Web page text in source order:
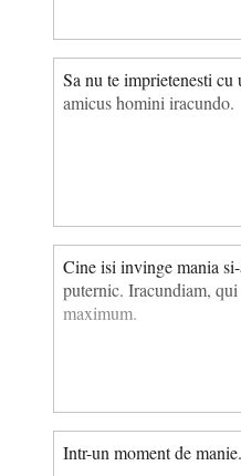
Sa nu te imprietenesti
amicus homini iracundo.
Cine isi invinge mania
puternic. Iracundiam,
maximum.
Intr-un moment de